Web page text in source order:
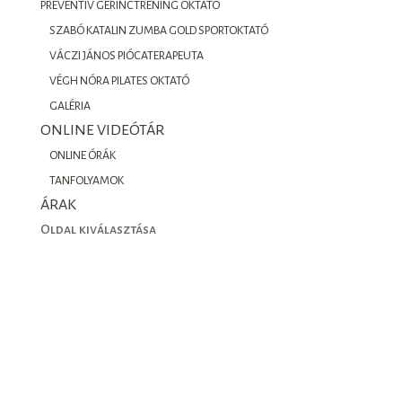
PREVENTÍV GERINCTRÉNING OKTATÓ
SZABÓ KATALIN ZUMBA GOLD SPORTOKTATÓ
VÁCZI JÁNOS PIÓCATERAPEUTA
VÉGH NÓRA PILATES OKTATÓ
GALÉRIA
ONLINE VIDEÓTÁR
ONLINE ÓRÁK
TANFOLYAMOK
ÁRAK
Oldal kiválasztása